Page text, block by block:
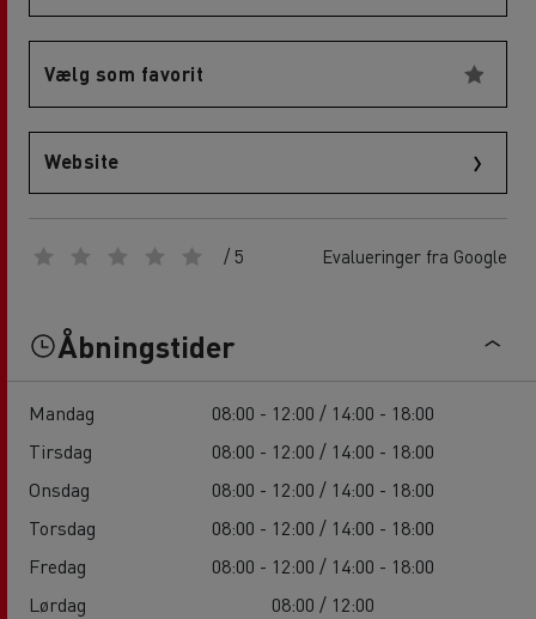
Vælg som favorit
Website
/ 5 Evalueringer fra Google
Åbningstider
Mandag
08:00 - 12:00 / 14:00 - 18:00
Tirsdag
08:00 - 12:00 / 14:00 - 18:00
Onsdag
08:00 - 12:00 / 14:00 - 18:00
Torsdag
08:00 - 12:00 / 14:00 - 18:00
Fredag
08:00 - 12:00 / 14:00 - 18:00
Lørdag
08:00 / 12:00